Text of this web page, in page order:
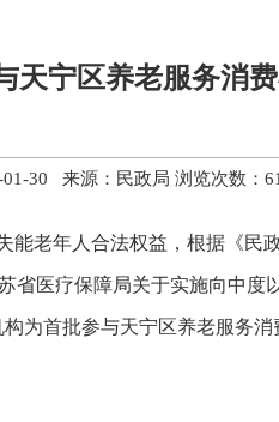
天宁区养老服务消
30 来源：民政局 浏览次数：
老年人合法权益，根据《民
省医疗保障局关于实施向中
为首批参与天宁区养老服务